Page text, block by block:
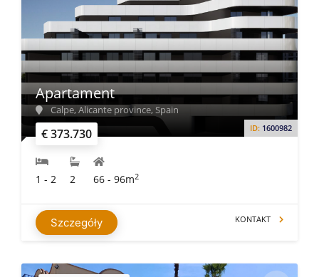
€ 373.730 ID: 1600982
Apartament
Calpe, Alicante province, Spain
1 - 2 2 66 - 96m2
Szczegóły KONTAKT